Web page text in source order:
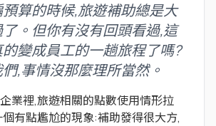
算的時候,旅遊補助總是大
。但你有沒有回頭看過,這
變成員工的一趟旅程了嗎?
,事情沒那麼理所當然。
業裡,旅遊相關的點數使用情形拉
有點尷尬的現象:補助發得很大方,